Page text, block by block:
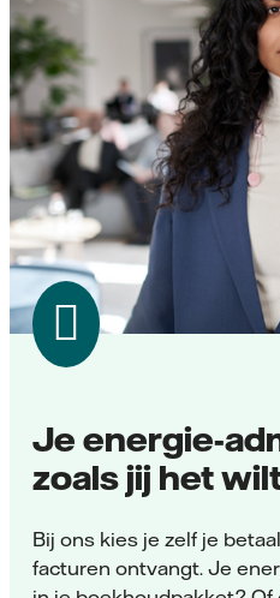
Je energie-
zoals jij het
Bij ons kies je zelf je
facturen ontvangt. Je